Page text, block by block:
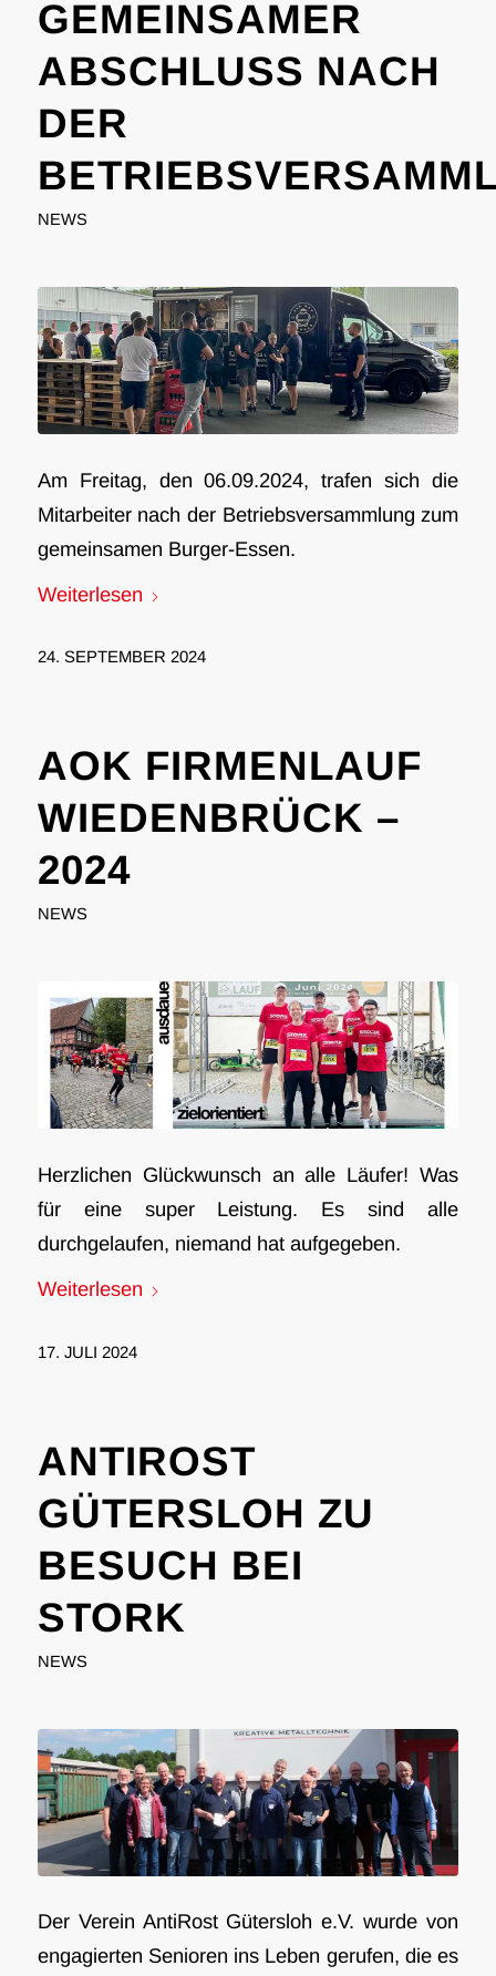
GEMEINSAMER
ABSCHLUSS NACH
DER
NEWS
Am Freitag, den 06.09.2024, trafen sich die
Mitarbeiter nach der Betriebsversammlung zum
gemeinsamen Burger-Essen.
Weiterlesen
24. SEPTEMBER 2024
AOK FIRMENLAUF
WIEDENBRÜCK –
2024
NEWS
Herzlichen Glückwunsch an alle Läufer! Was
für eine super Leistung. Es sind alle
durchgelaufen, niemand hat aufgegeben.
Weiterlesen
17. JULI 2024
ANTIROST
GÜTERSLOH ZU
BESUCH BEI
STORK
NEWS
Der Verein AntiRost Gütersloh e.V. wurde von
engagierten Senioren ins Leben gerufen, die es